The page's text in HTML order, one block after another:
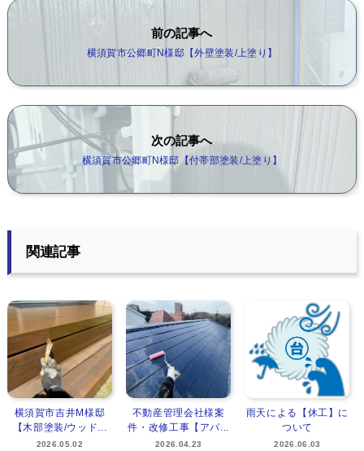
前の記事へ
横須賀市公郷町N様邸【外壁塗装/上塗り】
次の記事へ
横須賀市公郷町N様邸【付帯部塗装/上塗り】
関連記事
横須賀市吉井M様邸
【木部塗装/ウッド...
2026.05.02
不動産管理会社様案
件・改修工事【アパ...
2026.04.23
雨天による【休工】に
ついて
2026.06.03